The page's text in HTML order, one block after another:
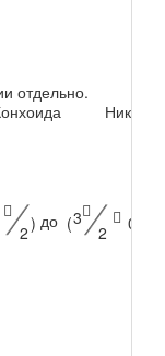
отдельно.
)
2
 до 0
2
3
( 
